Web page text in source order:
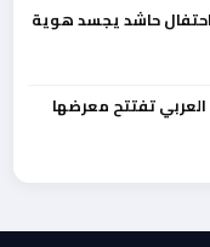
.. احتفال حاشد يجسد هوية
تفتتح معرضها